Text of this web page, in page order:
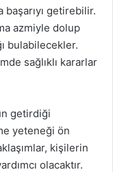
başarıyı getirebilir.
azmiyle dolup
bulabilecekler.
sağlıklı kararlar
getirdiği
yeteneği ön
kişilerin
olacaktır.